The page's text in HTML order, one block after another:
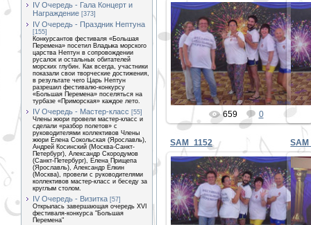
IV Очередь - Гала Концерт и
Награждение [373]
IV Очередь - Праздник Нептуна
[155]
Конкурсантов фестиваля «Большая
Перемена» посетил Владыка морского
царства Нептун в сопровождении
русалок и остальных обитателей
морских глубин. Как всегда, участники
показали свои творческие достижения,
в результате чего Царь Нептун
разрешил фестивалю-конкурсу
«Большая Перемена» поселяться на
турбазе «Приморская» каждое лето.
IV Очередь - Мастер-класс [55]
Члены жюри провели мастер-класс и
сделали «разбор полетов» с
руководителями коллективов Члены
жюри Елена Сокольская (Ярославль),
Андрей Косинский (Москва-Санкт-
Петербург), Александр Скородумов
(Санкт-Петербург), Елена Прищепа
(Ярославль), Александр Ёлкин
(Москва), провели с руководителями
коллективов мастер-класс и беседу за
круглым столом.
IV Очередь - Визитка [57]
Открылась завершающая очередь XVI
фестиваля-конкурса "Большая
Перемена"
31.12.2019
PETER
659 0
SAM_1152
31.12.2019
PETER